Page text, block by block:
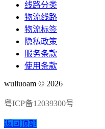
线路分类
物流线路
物流标签
隐私政策
服务条款
使用条款
wuliuoam © 2026
粤ICP备12039300号
返回顶部